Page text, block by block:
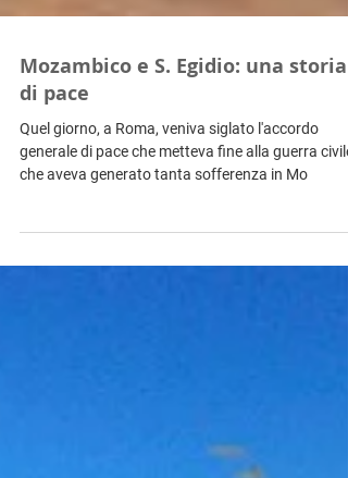
Mozambico e S. Egidio: una storia
di pace
Quel giorno, a Roma, veniva siglato l'accordo